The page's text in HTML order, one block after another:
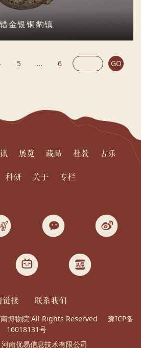
错金银铜豹镇
5 ... 6 GO
展览 藏品 社教 古乐
科研 关于 专栏
链接 联系我们
博物院 All Rights Reserved
豫ICP备
16018131号
河南优易信息技术有限公司